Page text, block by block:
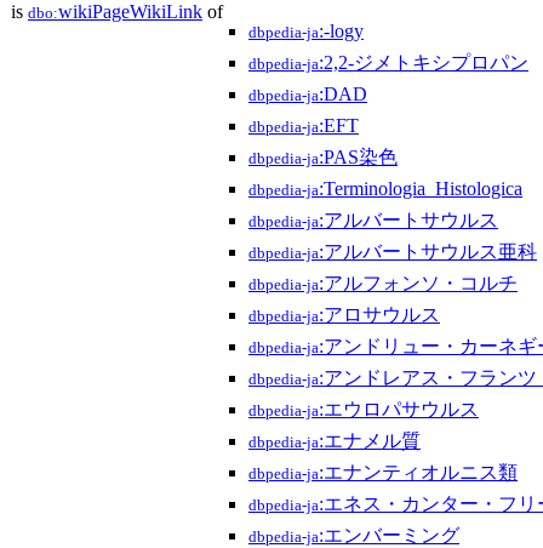
is dbo:wikiPageWikiLink of
dbpedia-ja:-logy
dbpedia-ja:2,2-ジメトキシプロパン
dbpedia-ja:DAD
dbpedia-ja:EFT
dbpedia-ja:PAS染色
dbpedia-ja:Terminologia_Histologica
dbpedia-ja:アルバートサウルス
dbpedia-ja:アルバートサウルス亜科
dbpedia-ja:アルフォンソ・コルチ
dbpedia-ja:アロサウルス
dbpedia-ja:アンドリュー・カーネギ
dbpedia-ja:アンドレアス・フラン
dbpedia-ja:エウロパサウルス
dbpedia-ja:エナメル質
dbpedia-ja:エナンティオルニス類
dbpedia-ja:エネス・カンター・フリ
dbpedia-ja:エンバーミング